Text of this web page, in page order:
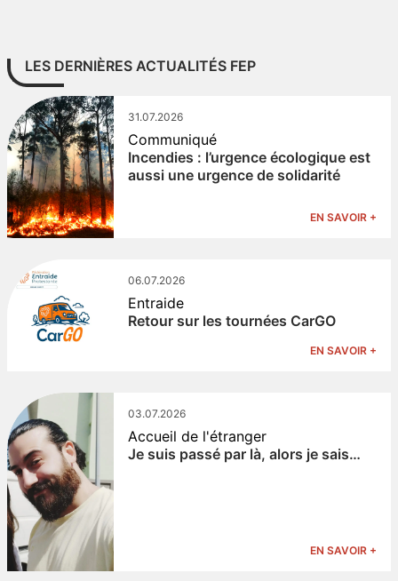
LES DERNIÈRES ACTUALITÉS FEP
31.07.2026
Communiqué
Incendies : l’urgence écologique est
aussi une urgence de solidarité
EN SAVOIR +
06.07.2026
Entraide
Retour sur les tournées CarGO
EN SAVOIR +
03.07.2026
Accueil de l'étranger
Je suis passé par là, alors je sais…
EN SAVOIR +